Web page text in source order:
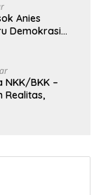
Anies
Demokrasi
NKK/BKK –
Realitas,